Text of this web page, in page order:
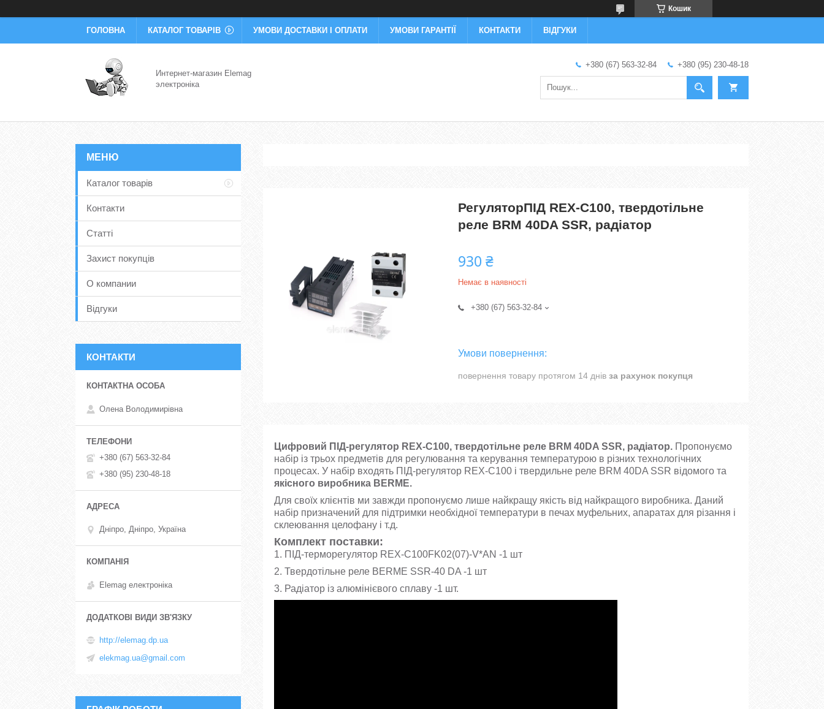
Кошик
ГОЛОВНА КАТАЛОГ ТОВАРІВ УМОВИ ДОСТАВКИ І ОПЛАТИ УМОВИ ГАРАНТІЇ КОНТАКТИ ВІДГУКИ
Интернет-магазин Elemag
электроніка
+380 (67) 563-32-84 +380 (95) 230-48-18
РегуляторПІД REX-C100, твердотільне
реле BRM 40DA SSR, радіатор
930 ₴
Немає в наявності
+380 (67) 563-32-84
повернення товару протягом 14 днів за рахунок покупця
Цифровий ПІД-регулятор REX-C100, твердотільне реле BRM 40DA SSR, радіатор. Пропонуємо
набір із трьох предметів для регулювання та керування температурою в різних технологічних
процесах. У набір входять ПІД-регулятор REX-C100 і твердильне реле BRM 40DA SSR відомого та
якісного виробника BERME.
Для своїх клієнтів ми завжди пропонуємо лише найкращу якість від найкращого виробника. Даний
набір призначений для підтримки необхідної температури в печах муфельних, апаратах для різання і
склеювання целофану і т.д.
Комплект поставки:
1. ПІД-терморегулятор REX-C100FK02(07)-V*AN -1 шт
2. Твердотільне реле BERME SSR-40 DA -1 шт
3. Радіатор із алюмінієвого сплаву -1 шт.
Каталог товарів
Контакти
Статті
Захист покупців
О компании
Відгуки
КОНТАКТИ
Олена Володимирівна
+380 (67) 563-32-84
+380 (95) 230-48-18
Дніпро, Дніпро, Україна
Elemag електроніка
http://elemag.dp.ua
elekmag.ua@gmail.com